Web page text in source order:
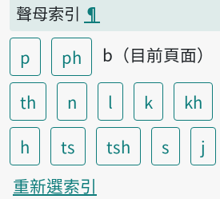
聲母索引 ¶
p
ph b（目前頁面）
th
n l k kh
h
ts tsh s j
重新選索引